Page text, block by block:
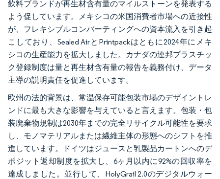
飲料ブランドが再生材含有量のマイルストーンを発表する
よう促しています。メキシコの米国消費者市場への近接性
が、フレキシブルコンバーティングへの資本流入を引き起
こしており、Sealed AirとPrintpackはともに2024年にメキ
シコの生産能力を拡大しました。カナダの連邦プラスチッ
ク登録制度は量と再生材含有量の報告を義務付け、データ
主導の説明責任を促進しています。
欧州の法的背景は、常温保存可能包装市場のデザイントレ
ンドに最も大きな影響を与えていると言えます。包装・包
装廃棄物規制は2030年までの完全リサイクル可能性を要求
し、モノマテリアルまたは繊維主体の形態へのシフトを推
進しています。ドイツはジュースと乳製品カートンへのデ
ポジット返却制度を拡大し、6ヶ月以内に92%の回収率を
達成しました。並行して、HolyGrail 2.0のデジタルウォー